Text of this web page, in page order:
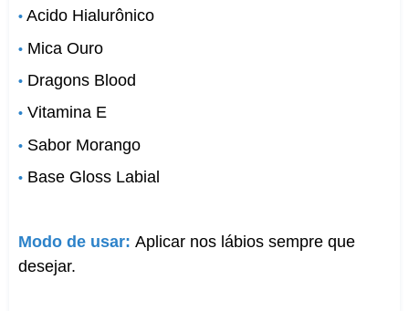
• Acido Hialurônico
• Mica Ouro
• Dragons Blood
• Vitamina E
• Sabor Morango
• Base Gloss Labial
Modo de usar: Aplicar nos lábios sempre que
desejar.